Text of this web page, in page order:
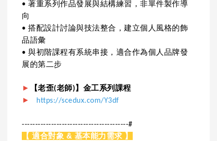
• 著重系列作品發展與結構練習，非單件製作導
向
• 搭配設計討論與技法整合，建立個人風格的飾
品語彙
• 與初階課程有系統串接，適合作為個人品牌發
展的第二步
► 【老歪(老師)】金工系列課程
► https://scedux.com/Y3df
----------------------------------------#
【 適合對象 & 基本能力需求 】